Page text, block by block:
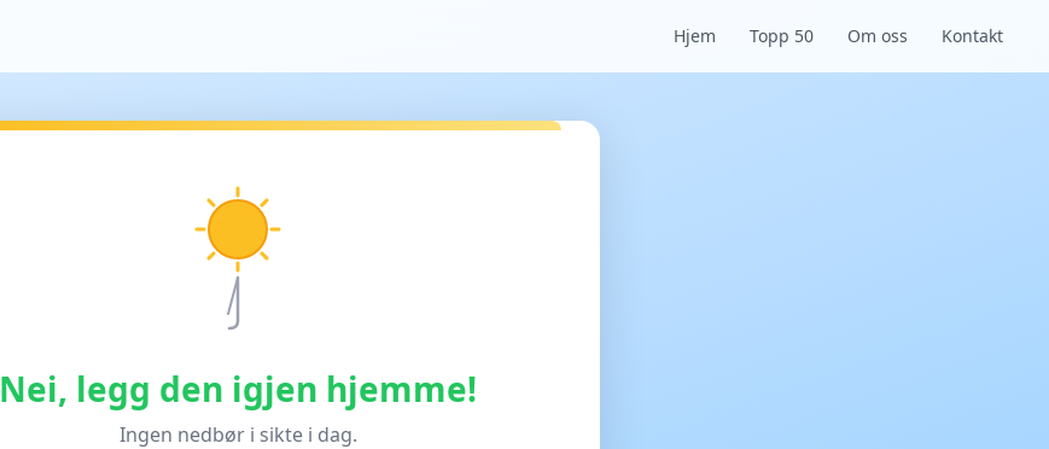
Hjem Topp 50 Om oss Kontakt
Nei, legg den igjen hjemme!
Ingen nedbør i sikte i dag.